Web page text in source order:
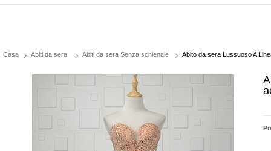
Casa Abiti da sera Abiti da sera Senza schienale Abito da sera Lussuoso A